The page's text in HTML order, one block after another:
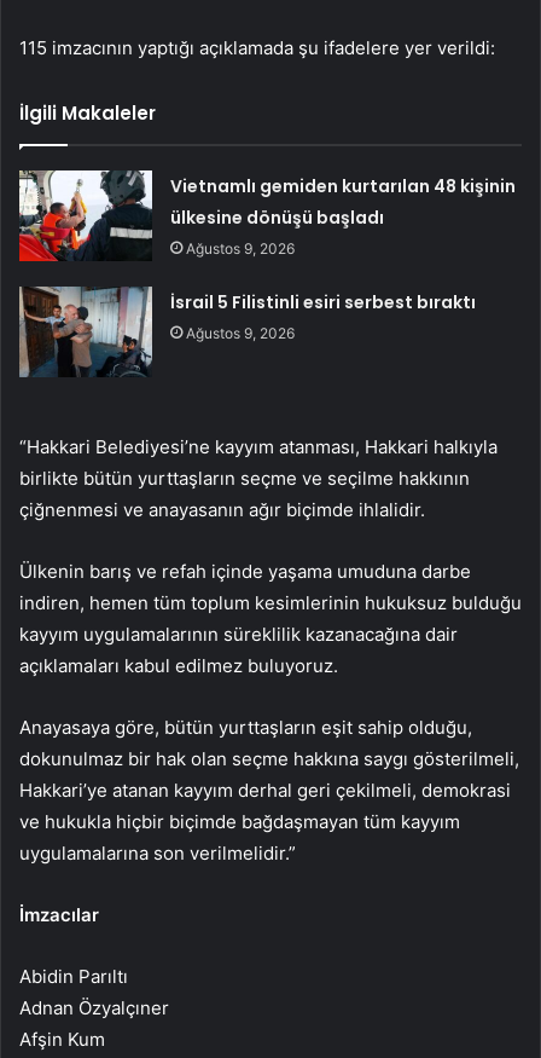
115 imzacının yaptığı açıklamada şu ifadelere yer verildi:
İlgili Makaleler
Vietnamlı gemiden kurtarılan 48 kişinin
ülkesine dönüşü başladı
Ağustos 9, 2026
İsrail 5 Filistinli esiri serbest bıraktı
Ağustos 9, 2026
“Hakkari Belediyesi’ne kayyım atanması, Hakkari halkıyla
birlikte bütün yurttaşların seçme ve seçilme hakkının
çiğnenmesi ve anayasanın ağır biçimde ihlalidir.
Ülkenin barış ve refah içinde yaşama umuduna darbe
indiren, hemen tüm toplum kesimlerinin hukuksuz bulduğu
kayyım uygulamalarının süreklilik kazanacağına dair
açıklamaları kabul edilmez buluyoruz.
Anayasaya göre, bütün yurttaşların eşit sahip olduğu,
dokunulmaz bir hak olan seçme hakkına saygı gösterilmeli,
Hakkari’ye atanan kayyım derhal geri çekilmeli, demokrasi
ve hukukla hiçbir biçimde bağdaşmayan tüm kayyım
uygulamalarına son verilmelidir.”
İmzacılar
Abidin Parıltı
Adnan Özyalçıner
Afşin Kum